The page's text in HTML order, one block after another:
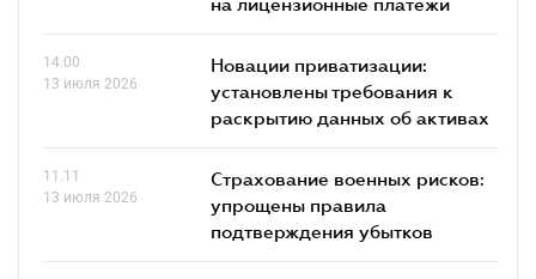
14.00
13 июля 2026
Новации приватизации:
установлены требования к
раскрытию данных об активах
11.11
13 июля 2026
Страхование военных рисков:
упрощены правила
подтверждения убытков